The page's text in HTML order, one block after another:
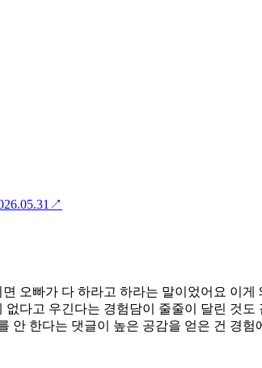
↗
오빠가 다 하라고 하라는 말이었어요 이
다고 우긴다는 경험담이 줄줄이 달린 것
한다는 댓글이 높은 공감을 얻은 건 경